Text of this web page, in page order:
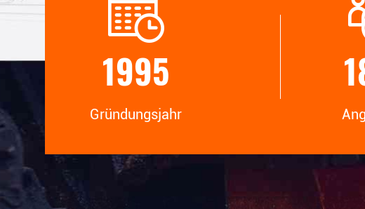
Qualitätskontrollsystem und ein
professionelles Testlabor.
Produkte zu
1995
Gründungsjahr